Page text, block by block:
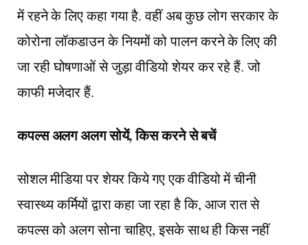
में रहने के लिए कहा गया है. वहीं अब कुछ लोग सरकार के
कोरोना लॉकडाउन के नियमों को पालन करने के लिए की
जा रही घोषणाओं से जुड़ा वीडियो शेयर कर रहे हैं. जो
काफी मजेदार हैं.
कपल्स अलग अलग सोयें, किस करने से बचें
सोशल मीडिया पर शेयर किये गए एक वीडियो में चीनी
स्वास्थ्य कर्मियों द्वारा कहा जा रहा है कि, आज रात से
कपल्स को अलग सोना चाहिए, इसके साथ ही किस नहीं